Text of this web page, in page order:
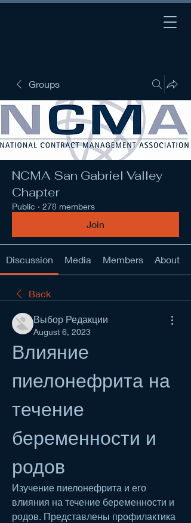
Groups
NCMA San Gabriel Valley
Chapter
Public · 278 members
Join
Discussion Media Members About
Back
Выбор Редакции
August 6, 2023
Влияние
пиелонефрита на
течение
беременности и
родов
Изучение пиелонефрита и его
влияния на течение беременности и
родов. Представлены профилактика